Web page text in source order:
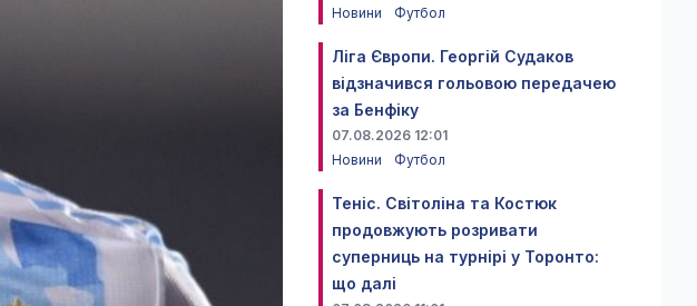
Новини
Футбол
Ліга Європи. Георгій Судаков
відзначився гольовою передачею
за Бенфіку
07.08.2026 12:01
Новини
Футбол
Теніс. Світоліна та Костюк
продовжують розривати
суперниць на турнірі у Торонто:
що далі